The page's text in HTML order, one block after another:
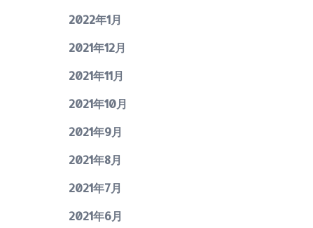
2022年1月
2021年12月
2021年11月
2021年10月
2021年9月
2021年8月
2021年7月
2021年6月